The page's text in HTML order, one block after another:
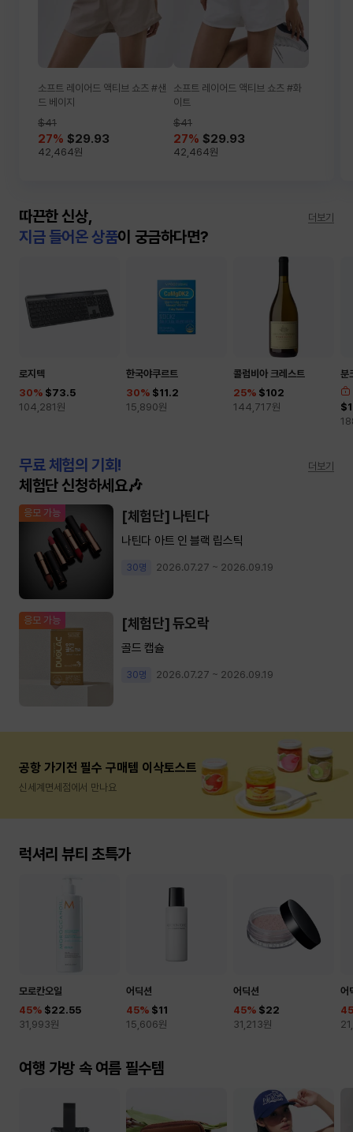
소프트 레이어드 액티브 쇼츠 #샌
드 베이지
$41
27% $29.93
42,464원
소프트 레이어드 액티브 쇼츠 #화
이트
$41
27% $29.93
42,464원
따끈한 신상,
지금 들어온 상품이 궁금하다면?
더보기
로지텍
30% $73.5
104,281원
한국야쿠르트
30% $11.2
15,890원
콜럼비아 크레스트
25% $102
144,717원
분
무료 체험의 기회!
체험단 신청하세요🎶
더보기
응모 가능 [체험단] 나틴다
나틴다 아트 인 블랙 립스틱
30명 2026.07.27 ~ 2026.09.19
응모 가능 [체험단] 듀오락
골드 캡슐
30명 2026.07.27 ~ 2026.09.19
공항 가기전 필수 구매템 이삭토스트
신세계면세점에서 만나요
럭셔리 뷰티 초특가
모로칸오일
45% $22.55
31,993원
어딕션
45% $11
15,606원
어딕션
45% $22
31,213원
어
45
여행 가방 속 여름 필수템